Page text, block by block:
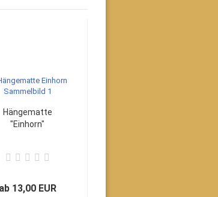
Hängematte
"Einhorn"
ab 13,00 EUR